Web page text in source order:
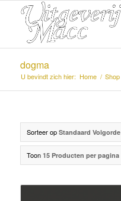
dogma
U bevindt zich hier: Home / Shop
Sorteer op Standaard Volgorde
Toon 15 Producten per pagina